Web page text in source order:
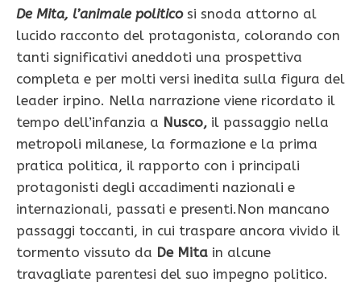
De Mita, l’animale politicosi snoda attorno al
lucido racconto del protagonista, colorando con
tanti significativi aneddoti una prospettiva
completa e per molti versi inedita sulla figura del
leader irpino. Nella narrazione viene ricordato il
tempo dell’infanzia a Nusco, il passaggio nella
metropoli milanese, la formazione e la prima
pratica politica, il rapporto con i principali
protagonisti degli accadimenti nazionali e
internazionali, passati e presenti.Non mancano
passaggi toccanti, in cui traspare ancora vivido il
tormento vissuto da De Mita in alcune
travagliate parentesi del suo impegno politico.